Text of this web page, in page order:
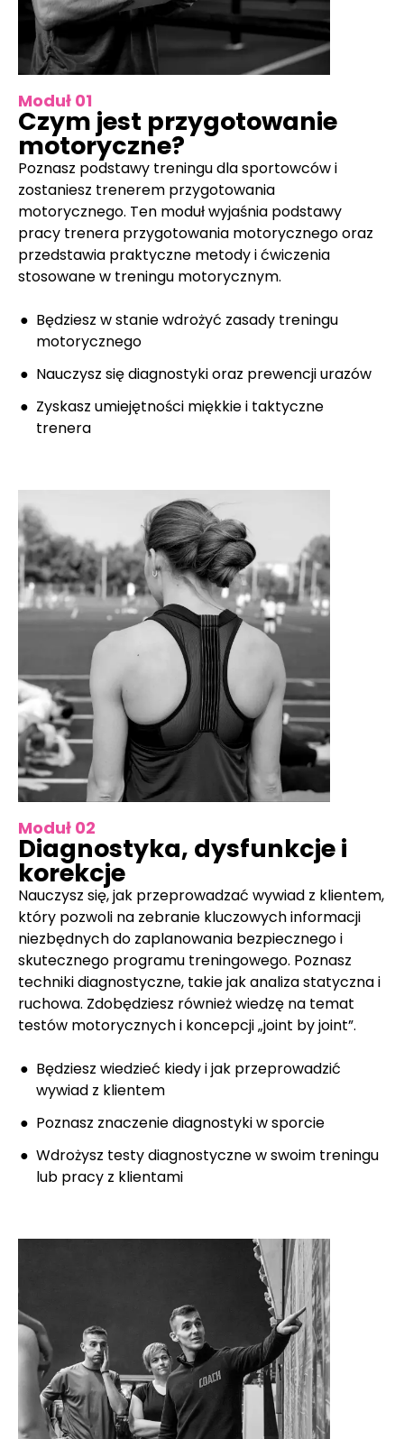
Moduł 01
Czym jest przygotowanie
motoryczne?
Poznasz podstawy treningu dla sportowców i
zostaniesz trenerem przygotowania
motorycznego. Ten moduł wyjaśnia podstawy
pracy trenera przygotowania motorycznego oraz
przedstawia praktyczne metody i ćwiczenia
stosowane w treningu motorycznym.
Będziesz w stanie wdrożyć zasady treningu
motorycznego
Nauczysz się diagnostyki oraz prewencji urazów
Zyskasz umiejętności miękkie i taktyczne
trenera
Moduł 02
Diagnostyka, dysfunkcje i
korekcje
Nauczysz się, jak przeprowadzać wywiad z klientem,
który pozwoli na zebranie kluczowych informacji
niezbędnych do zaplanowania bezpiecznego i
skutecznego programu treningowego. Poznasz
techniki diagnostyczne, takie jak analiza statyczna i
ruchowa. Zdobędziesz również wiedzę na temat
testów motorycznych i koncepcji „joint by joint”.
Będziesz wiedzieć kiedy i jak przeprowadzić
wywiad z klientem
Poznasz znaczenie diagnostyki w sporcie
Wdrożysz testy diagnostyczne w swoim treningu
lub pracy z klientami